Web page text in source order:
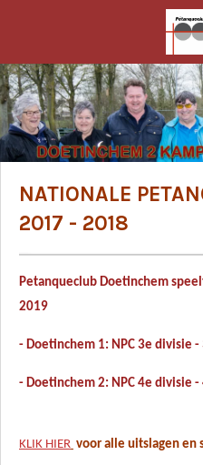
naar
de
hoofdinhoud
NATIONALE
2017 - 2018
Petanqueclub Doetinchem
2019
- Doetinchem 1: NPC 3e divisie -
- Doetinchem 2: NPC 4e divisie -
KLIK HIER voor alle uitslagen en